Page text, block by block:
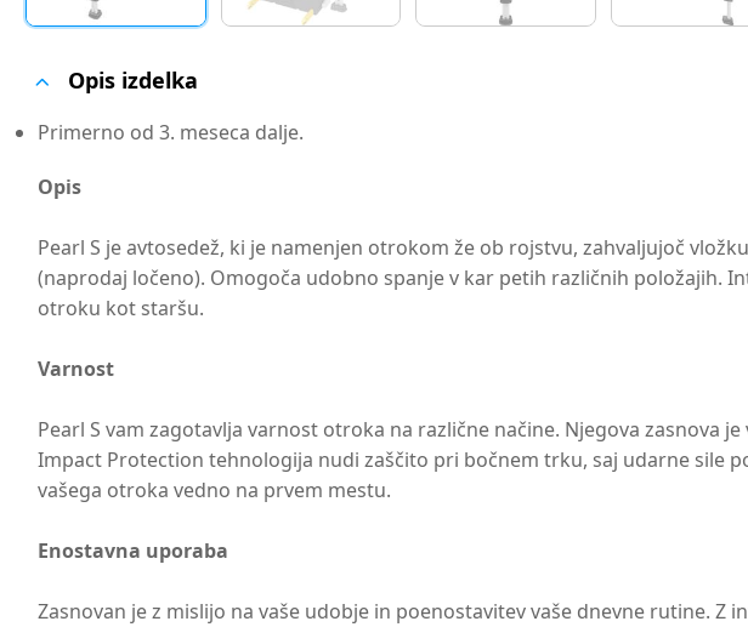
Opis izdelka
Primerno od 3. meseca dalje.
Opis
Pearl S je avtosedež, ki je namenjen otrokom že ob rojstvu, zahvaljujoč
(naprodaj ločeno). Omogoča udobno spanje v kar petih različnih položajih.
otroku kot staršu.
Varnost
Pearl S vam zagotavlja varnost otroka na različne načine. Njegova zasnova
Impact Protection tehnologija nudi zaščito pri bočnem trku, saj udarne sile
vašega otroka vedno na prvem mestu.
Enostavna uporaba
Zasnovan je z mislijo na vaše udobje in poenostavitev vaše dnevne rutine.